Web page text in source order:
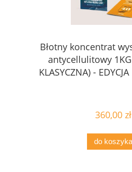
Błotny koncentrat
antycellulitowy 1KG
KLASYCZNA) -
360,00 zł
do koszyka